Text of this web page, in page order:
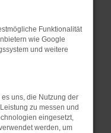
Stand
nur ein
auch dazu
Funktionalität
wie Google
und weitere
uns, die Nutzung der
zu messen und
eingesetzt,
werden, um